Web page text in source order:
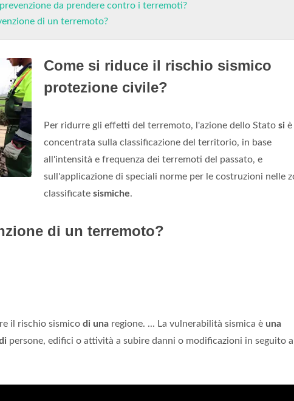
da prendere contro i terremoti?
di un terremoto?
Come si riduce il rischio sismico
protezione civile?
Per ridurre gli effetti del terremoto, l'azione dello Stato si è
concentrata sulla classificazione del territorio, in base
all'intensità e frequenza dei terremoti del passato, e
sull'applicazione di speciali norme per le costruzioni nelle
classificate sismiche.
di un terremoto?
il rischio sismico di una regione. ... La vulnerabilità sismica è una
persone, edifici o attività a subire danni o modificazioni in seguito al